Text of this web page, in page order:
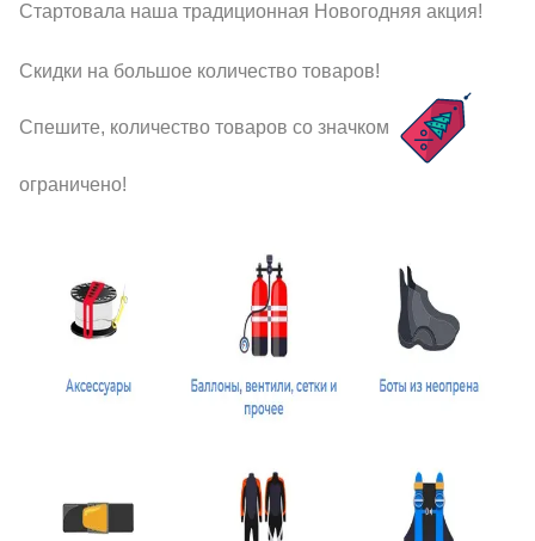
Стартовала наша традиционная Новогодняя акция!
Скидки на большое количество товаров!
Спешите, количество товаров со значком
ограничено!